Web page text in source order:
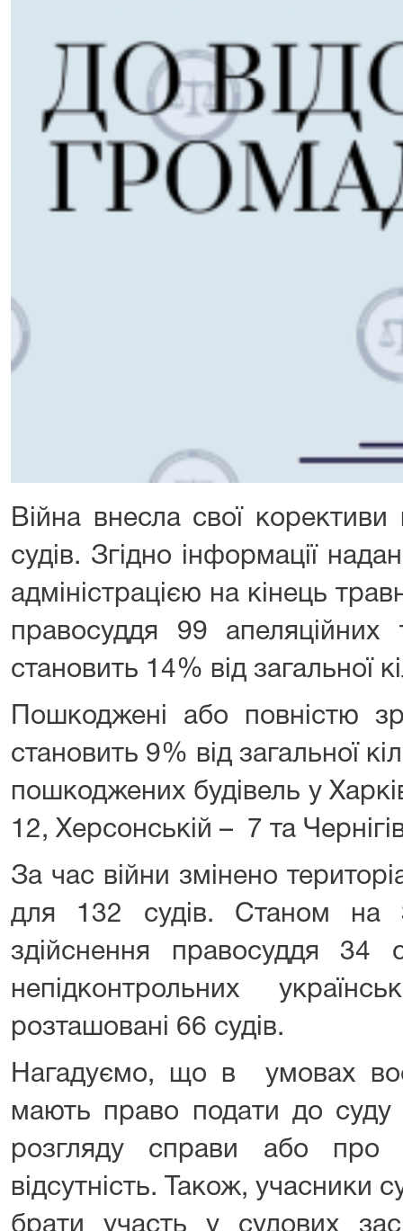
Війна внесла свої
судів. Згідно інформації
адміністрацією на кінець
правосуддя 99
становить 14% від загальної
Пошкоджені або повністю
становить 9% від загальної
пошкоджених будівель у
12, Херсонській – 7 та
За час війни змінено
для 132 судів. Станом на
здійснення правосуддя 34
непідконтрольних
розташовані 66 судів.
Нагадуємо, що в умовах
мають право подати до суду
розгляду справи або про
відсутність. Також, учасники
брати участь у судових